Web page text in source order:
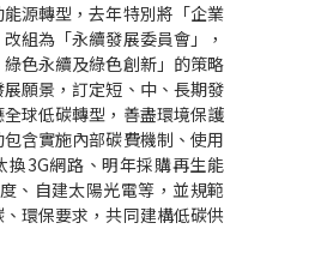
源轉型，去年特別將「企業
組為「永續發展委員會」，
色永續及綠色創新」的策略
願景，訂定短、中、長期發
球低碳轉型，善盡環境保護
含實施內部碳費機制、使用
換3G網路、明年採購再生能
、自建太陽光電等，並規範
環保要求，共同建構低碳供